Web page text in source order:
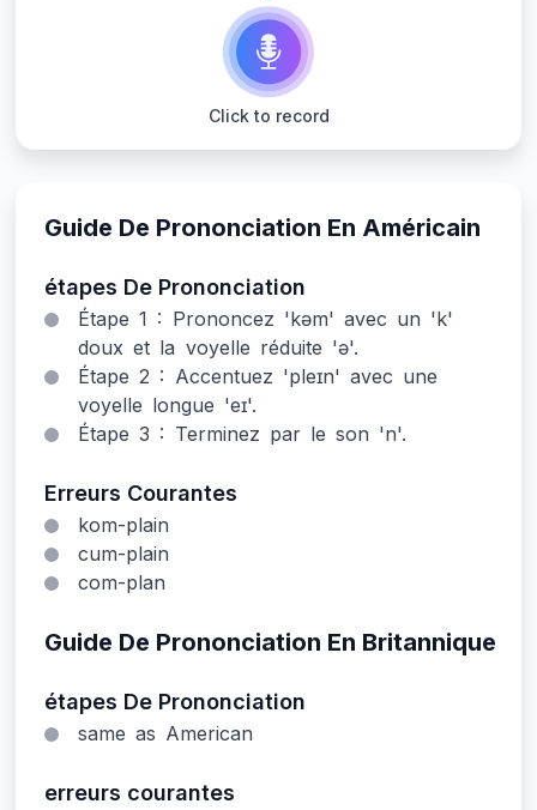
Guide De Prononciation En Américain
étapes De Prononciation
Étape 1 : Prononcez 'kəm' avec un 'k'
doux et la voyelle réduite 'ə'.
Étape 2 : Accentuez 'pleɪn' avec une
voyelle longue 'eɪ'.
Étape 3 : Terminez par le son 'n'.
Erreurs Courantes
kom-plain
cum-plain
com-plan
Guide De Prononciation En Britannique
étapes De Prononciation
same as American
erreurs courantes
Click to record